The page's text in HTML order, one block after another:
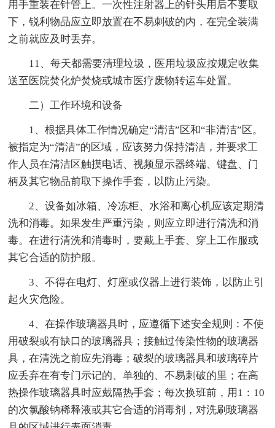
用手重装在针管上。一次性注射器上的针头用后不要取
下，锐利物品应立即放置在不易刺破的内，在完全装满
之前就应及时丢弃。
11、每天都需要清理垃圾，医用垃圾应按规定收集
送至医院焚化炉焚烧或城市医疗废物转运车处置。
二）工作环境和设备
1、根据具体工作情况确定“清洁”区和“非清洁”区。
被指定为“清洁”的区域，应该努力保持清洁，并要求工
作人员在清洁区触摸电话、视频显示器终端、键盘、门
柄及其它物品前取下操作手套，以防止污染。
2、设备如冰箱、冷冻柜、水浴和离心机应该定期清
洗和消毒。如果发生严重污染，则应立即进行清洗和消
毒。在进行清洗和消毒时，要戴上手套、穿上工作服或
其它合适的防护服。
3、不得在电灯、灯座或仪器上进行装饰，以防止引
起火灾危险。
4、在操作玻璃器具时，应遵循下述安全规则：不使
用破裂或有缺口的玻璃器具；接触过传染性物的玻璃器
具，在清洗之前应先消毒；破裂的玻璃器具和玻璃碎片
应丢弃在有专门示记的、单独的、不易刺破的里；在高
热操作玻璃器具时应戴隔热手套；每次换班前，用1：10
的次氯酸钠稀释液或其它合适的消毒剂，对洗刷玻璃器